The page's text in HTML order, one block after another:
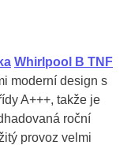
Whirlpool B TNF
moderní design s
A+++, takže je
roční
provoz velmi